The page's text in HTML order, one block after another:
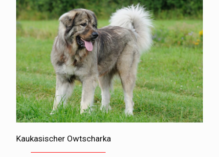
Kaukasischer Owtscharka